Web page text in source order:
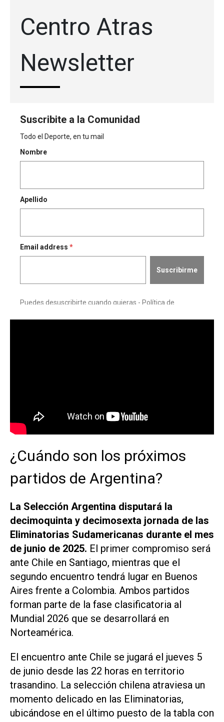
¿Cuándo son los próximos
partidos de Argentina?
La Selección Argentina disputará la
decimoquinta y decimosexta jornada de las
Eliminatorias Sudamericanas durante el mes
de junio de 2025. El primer compromiso será
ante Chile en Santiago, mientras que el
segundo encuentro tendrá lugar en Buenos
Aires frente a Colombia. Ambos partidos
forman parte de la fase clasificatoria al
Mundial 2026 que se desarrollará en
Norteamérica.
El encuentro ante Chile se jugará el jueves 5
de junio desde las 22 horas en territorio
trasandino. La selección chilena atraviesa un
momento delicado en las Eliminatorias,
ubicándose en el último puesto de la tabla con